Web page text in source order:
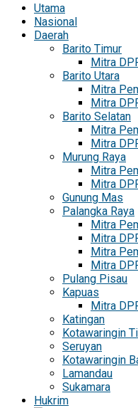
Utama
Nasional
Daerah
Barito Timur
Mitra
Barito Utara
Mitra
Mitra
Barito Selatan
Mitra
Mitra
Murung Raya
Mitra
Mitra
Gunung Mas
Palangka Raya
Mitra
Mitra
Mitra
Mitra
Pulang Pisau
Kapuas
Mitra
Katingan
Kotawaringin
Seruyan
Kotawaringin
Lamandau
Sukamara
Hukrim